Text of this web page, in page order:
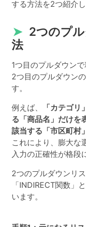
する方法を2つ紹介し
➤ 2つのプ
法
1つ目のプルダウン
2つ目のプルダウン
す。
例えば、
「カテゴ
る「商品名」だけを
該当する「市区町村
これにより、膨大な
入力の正確性が格段
2つのプルダウンリ
「INDIRECT関数」
います。